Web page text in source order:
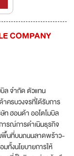
COMPANY
ล จำกัด ตัวแทน
ครบวงจรที่ได้รับการ
ท ฮอนด้า ออโตโมบิล
ารณ์การดำเนินธุรกิจ
พื้นที่บนถนนลาดพร้าว-
ทั้งนโยบายการให้